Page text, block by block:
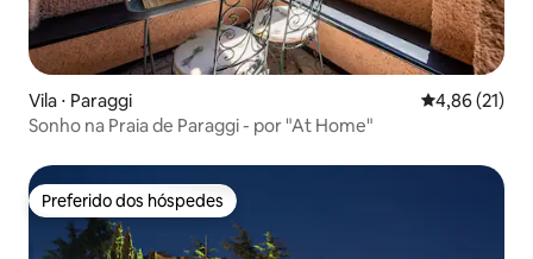
Vila ⋅ Paraggi 4,86 de uma
4,86 (21)
Sonho na Praia de Paraggi - por "At Home"
Preferido dos hóspedes
Preferido dos hóspedes